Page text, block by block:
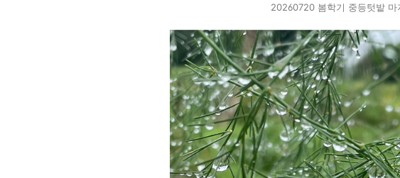
20260720 봄학기 중등텃밭 마